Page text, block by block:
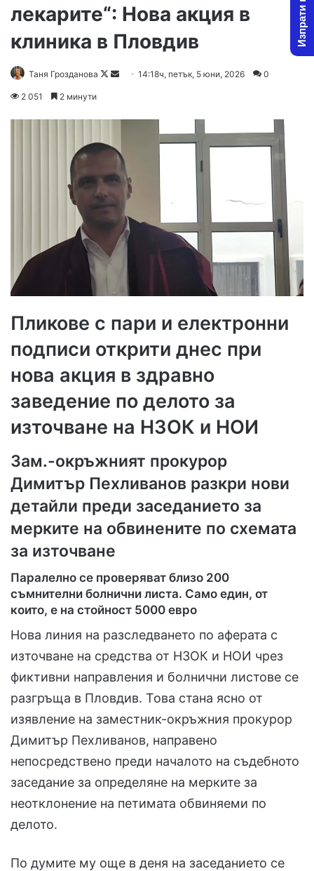
лекарите“: Нова акция в
клиника в Пловдив
Таня Грозданова
Follow
Send14:18ч, петък, 5 юни, 2026 0
2 051 2 минути
Пликове с пари и електронни
подписи открити днес при
нова акция в здравно
заведение по делото за
източване на НЗОК и НОИ
Зам.-окръжният прокурор
Димитър Пехливанов разкри нови
детайли преди заседанието за
мерките на обвинените по схемата
за източване
Паралелно се проверяват близо 200
съмнителни болнични листа. Само един, от
които, е на стойност 5000 евро
Нова линия на разследването по аферата с
източване на средства от НЗОК и НОИ чрез
фиктивни направления и болнични листове се
разгръща в Пловдив. Това стана ясно от
изявление на заместник-окръжния прокурор
Димитър Пехливанов, направено
непосредствено преди началото на съдебното
заседание за определяне на мерките за
неотклонение на петимата обвиняеми по
делото.
По думите му още в деня на заседанието се